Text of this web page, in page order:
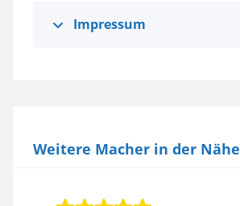
Impressum
Weitere Macher in der Nähe